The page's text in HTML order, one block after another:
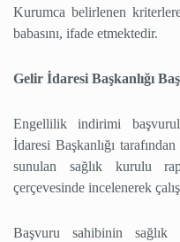
Kurumca belirlenen
babasını, ifade etmektedir.
Gelir İdaresi Başkanlığı
Engellilik indirimi
İdaresi Başkanlığı
sunulan sağlık kurulu
çerçevesinde incelenerek
Başvuru sahibinin sağlık